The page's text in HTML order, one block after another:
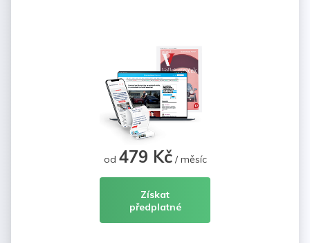
od 479 Kč/ měsíc
Získat
předplatné